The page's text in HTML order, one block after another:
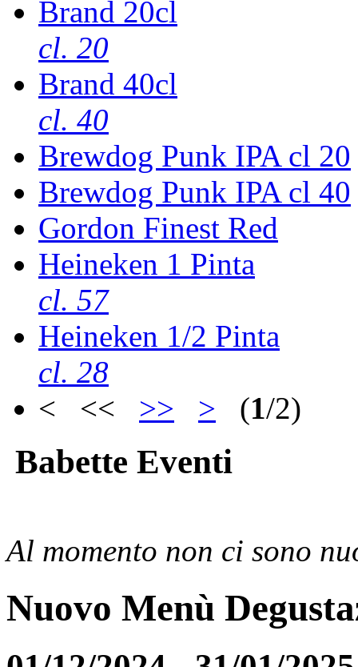
Brand 20cl
cl. 20
Brand 40cl
cl. 40
Brewdog Punk IPA cl 20
Brewdog Punk IPA cl 40
Gordon Finest Red
Heineken 1 Pinta
cl. 57
Heineken 1/2 Pinta
cl. 28
< << >> > (1/2)
Babette Eventi
Al momento non ci sono
Nuovo Menù